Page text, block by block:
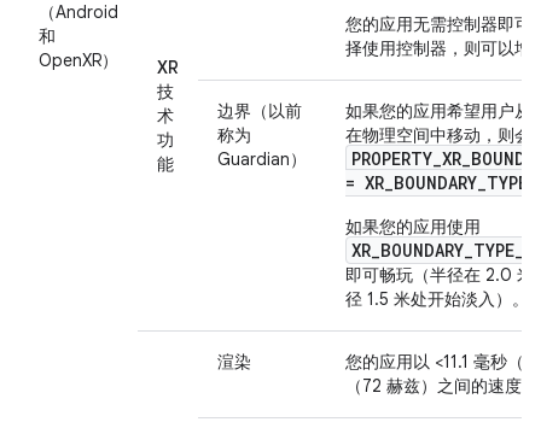
（Android
和
OpenXR）
XR
技
术
功
能
您的应用无需控制器即可
择使用控制器，则可以增
边界（以前
称为
Guardian）
如果您的应用希望用户从
在物理空间中移动，则会
=
如果您的应用使用
即可畅玩（半径在 2.0 米
径 1.5 米处开始淡入）。
渲染
您的应用以 <11.1 毫秒（
（72 赫兹）之间的速度